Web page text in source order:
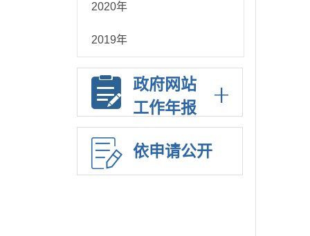
2020年
2019年
政府网站
工作年报
依申请公开